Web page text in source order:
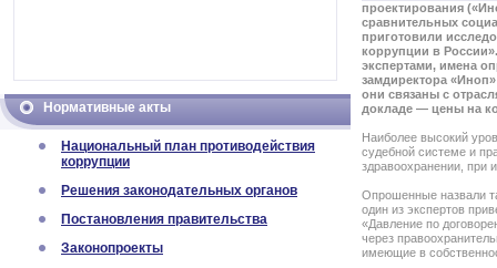
Нормативные акты
Национальный план противодействия
коррупции
Решения законодательных органов
Постановления правительства
Законопроекты
проектирования
сравнительных
приготовили
коррупции в
экспертами, имена
замдиректора
они связаны с
докладе — цены на
Наиболее высокий
судебной системе и
здравоохранении, при
Опрошенные назвали
один из экспертов
«Давление по
через
имеющие в